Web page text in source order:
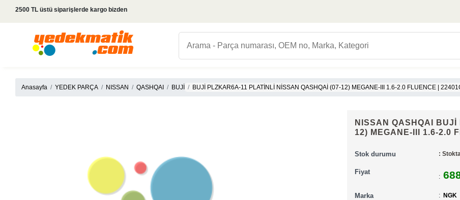
2500 TL üstü siparişlerde kargo bizden
Anasayfa YEDEK PARÇA NISSAN QASHQAI BUJİ BUJİ PLZKAR6A-11 PLATİNLİ NİSSAN QASHQAİ (07-12) MEGANE-III 1.6-2.0 FLUENCE |
NISSAN QASHQAI
12) MEGANE-III 1.6-2.0
Stok durumu :
Fiyat
:
Marka : NGK